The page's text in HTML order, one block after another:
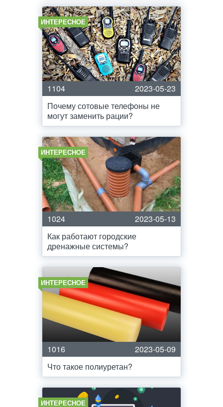
ИНТЕРЕСНОЕ
1104
2023-05-23
Почему сотовые телефоны не
могут заменить рации?
ИНТЕРЕСНОЕ
1024
2023-05-13
Как работают городские
дренажные системы?
ИНТЕРЕСНОЕ
1016
2023-05-09
Что такое полиуретан?
ИНТЕРЕСНОЕ